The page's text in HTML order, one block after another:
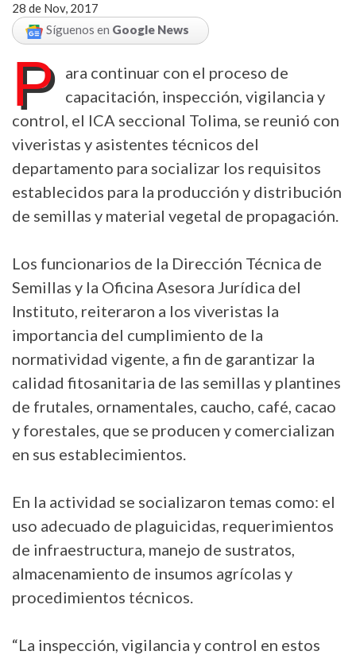
28 de Nov, 2017
Síguenos en Google News
P
ara continuar con el proceso de
capacitación, inspección, vigilancia y
control, el ICA seccional Tolima, se reunió con
viveristas y asistentes técnicos del
departamento para socializar los requisitos
establecidos para la producción y distribución
de semillas y material vegetal de propagación.
Los funcionarios de la Dirección Técnica de
Semillas y la Oficina Asesora Jurídica del
Instituto, reiteraron a los viveristas la
importancia del cumplimiento de la
normatividad vigente, a fin de garantizar la
calidad fitosanitaria de las semillas y plantines
de frutales, ornamentales, caucho, café, cacao
y forestales, que se producen y comercializan
en sus establecimientos.
En la actividad se socializaron temas como: el
uso adecuado de plaguicidas, requerimientos
de infraestructura, manejo de sustratos,
almacenamiento de insumos agrícolas y
procedimientos técnicos.
“La inspección, vigilancia y control en estos